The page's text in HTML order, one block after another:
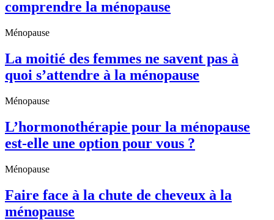
comprendre la ménopause
Ménopause
La moitié des femmes ne savent pas à
quoi s’attendre à la ménopause
Ménopause
L’hormonothérapie pour la ménopause
est-elle une option pour vous ?
Ménopause
Faire face à la chute de cheveux à la
ménopause